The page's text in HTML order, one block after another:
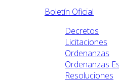
Boletín Oficial
Decretos
Licitaciones
Ordenanzas
Ordenanzas
Resoluciones